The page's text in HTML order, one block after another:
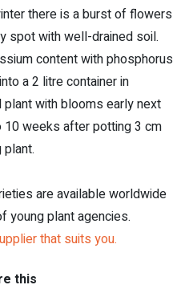
there is a burst of flowers
spot with well-drained soil.
content with phosphorus
a 2 litre container in
with blooms early next
weeks after potting 3 cm
plant.
are available worldwide
young plant agencies.
that suits you.
this